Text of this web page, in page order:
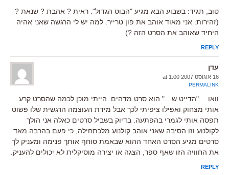
טוב, תגיד: בשבוע הבא מגיע "הבוס הגדול". ראית ? אהבת ? שנאת ?
(זהירות: אני מאוד אוהב את פון טרייר. למה יש לי הרגשה שאני אהיה
היחיד שאוהב את הסרט הזה ?)
REPLY
עדן
16 אוגוסט 2007 at 1:00
PERMALINK
וואו… "הדייט ש…" הוא סרט מדהים. הייתי מוכן לכמה שהסרט קרע
אותי מצחוק ואפילו ציפיתי לכך אבל מידת העוצמה הרגשית שלו פשוט
תפסה אותי לגמרי בהפתעה. בדיוק בשביל סרטים כאלה אני הולך
לקולנוע וזו הסיבה שאני אוהב קולנוע מלכתחילה, כי פעם בהרבה מאד
סרטים מגיע הסרט האחד ההוא שבאמת סוחף אותך פנימה ומעניק לך
את החוויה הזו שאף ספר, הצגה או יצירה מוסיקלית לא יכולים להעניק.
REPLY